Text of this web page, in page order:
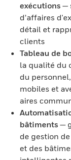
exécutions—
d’affaires
détail et
clients
Tableau de
la qualité du
du
mobiles et
aires
bâtiments—
de gestion
et des